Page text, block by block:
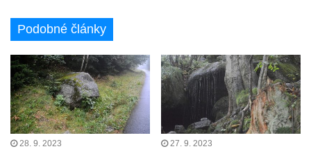
Podobné články
28. 9. 2023 27. 9. 2023